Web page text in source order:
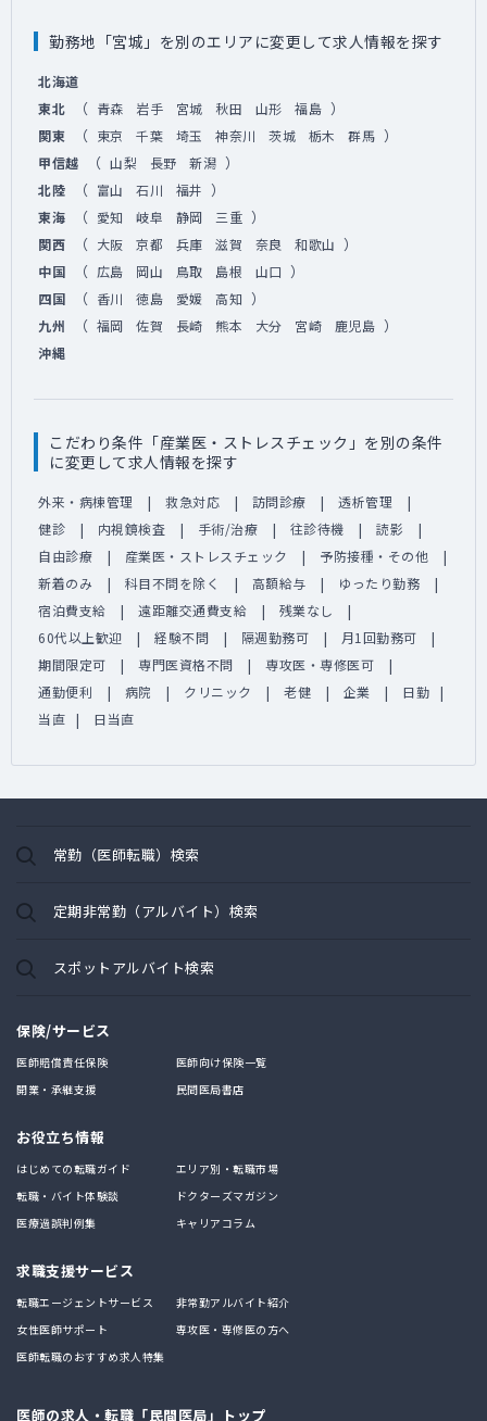
勤務地「宮城」を別のエリアに変更して求人情報を探す
北海道
東北
（ 青森 岩手 宮城 秋田 山形 福島 ）
関東 （ 東京 千葉 埼玉 神奈川 茨城 栃木 群馬 ）
甲信越 （ 山梨 長野 新潟 ）
北陸 （ 富山 石川 福井 ）
東海 （ 愛知 岐阜 静岡 三重 ）
関西 （ 大阪 京都 兵庫 滋賀 奈良 和歌山 ）
中国 （ 広島 岡山 鳥取 島根 山口 ）
四国 （ 香川 徳島 愛媛 高知 ）
九州 （ 福岡 佐賀 長崎 熊本 大分 宮崎 鹿児島 ）
沖縄
こだわり条件「産業医・ストレスチェック」を別の条件
に変更して求人情報を探す
外来・病棟管理 救急対応 訪問診療
透析管理
健診
内視鏡検査 手術/治療 往診待機
読影
自由診療
産業医・ストレスチェック
予防接種・その他
新着のみ
科目不問を除く 高額給与
ゆったり勤務
宿泊費支給
遠距離交通費支給
残業なし
60代以上歓迎
経験不問 隔週勤務可
月1回勤務可
期間限定可
専門医資格不問
専攻医・専修医可
通勤便利
病院 クリニック 老健 企業
日勤
当直
日当直
常勤（医師転職）検索
定期非常勤（アルバイト）検索
スポットアルバイト検索
保険/サービス
医師賠償責任保険
医師向け保険一覧
開業・承継支援
民間医局書店
お役立ち情報
はじめての転職ガイド
エリア別・転職市場
転職・バイト体験談
ドクターズマガジン
医療過誤判例集
キャリアコラム
求職支援サービス
転職エージェントサービス
非常勤アルバイト紹介
女性医師サポート
専攻医・専修医の方へ
医師転職のおすすめ求人特集
医師の求人・転職「民間医局」トップ